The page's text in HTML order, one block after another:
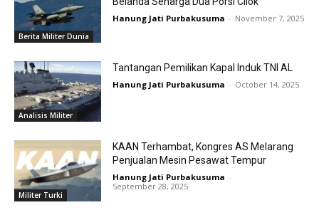
Berita Militer Dunia
Hanung Jati Purbakusuma - November 7, 2025
Analisis Militer
Tantangan Pemilikan Kapal Induk TNI AL
Hanung Jati Purbakusuma - October 14, 2025
Militer Turki
KAAN Terhambat, Kongres AS Melarang
Penjualan Mesin Pesawat Tempur
Hanung Jati Purbakusuma -
September 28, 2025